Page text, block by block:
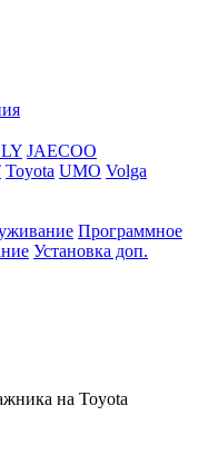
JAECOO
Toyota UMO Volga
Программное
Установка доп.
на Toyota